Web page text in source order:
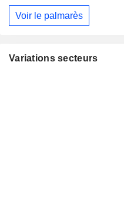
Voir le palmarès
Variations secteurs